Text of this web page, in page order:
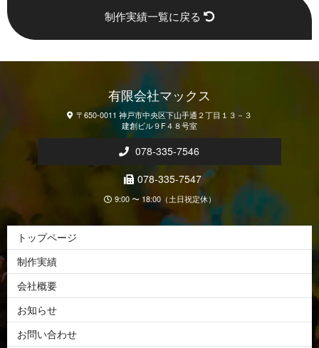
制作実績一覧に戻る
有限会社マックス
〒650-0011 神戸市中央区下山手通２丁目１３－３
建創ビル９F４８号室
078-335-7546
078-335-7547
9:00 〜 18:00（土日祝定休）
トップページ
制作実績
会社概要
お知らせ
お問い合わせ